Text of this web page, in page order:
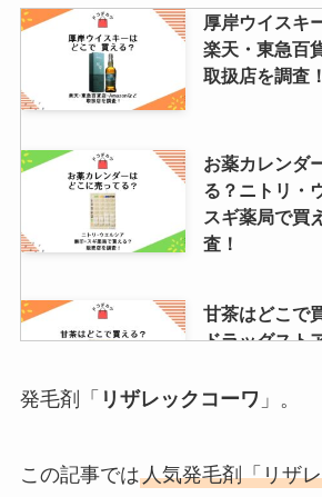
厚岸ウイスキ
楽天・東急百
取扱店を調査！
お薬カレンダ
る？ニトリ・
スギ薬局で買
査！
甘茶はどこで
ドラッグスト
販売地域は？
発毛剤「 リザレックコーワ 」。
この記事では人気発毛剤「リザ